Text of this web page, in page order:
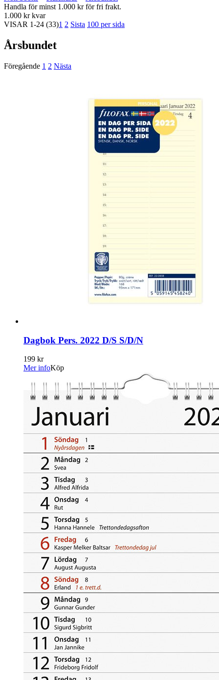
Handla för minst 1.000 kr för fri frakt.
1.000 kr kvar
VISAR 1-24 (33)1 2 Sista 100 per sida
Årsbundet
Föregående 1 2 Nästa
Dagbok Pers. 2022 D/S S/D/N
199 kr
Mer infoKöp